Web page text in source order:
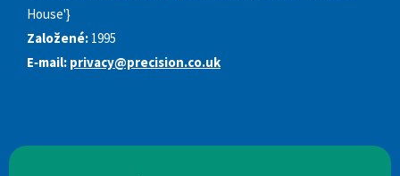
House'}
Založené: 1995
E‑mail: privacy@precision.co.uk